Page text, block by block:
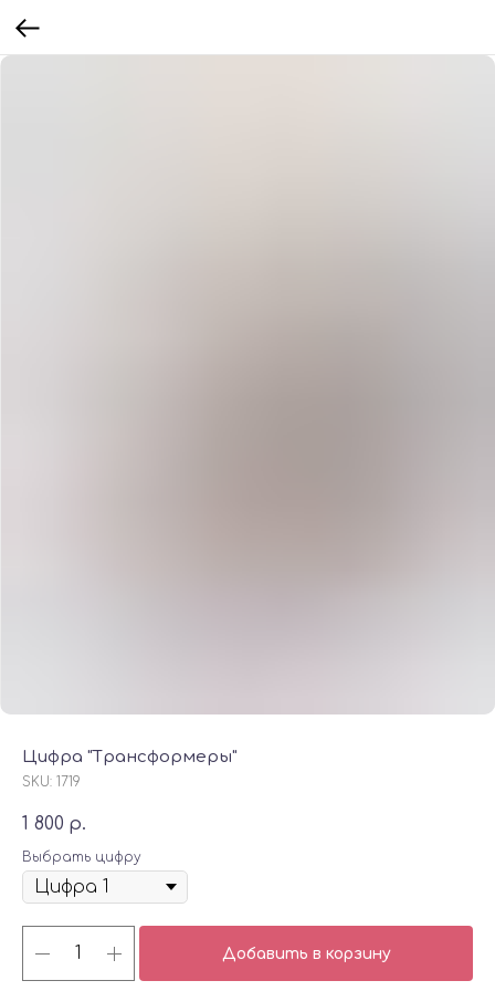
Цифра "Трансформеры"
SKU: 1719
1 800 р.
Выбрать цифру
Добавить в корзину